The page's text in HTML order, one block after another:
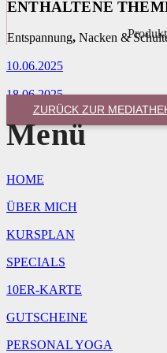
Produkt
ENTHALTENE
Entspannung, Nacken &
10.06.2025
18.06.2025
ZURÜCK ZUR
Menü
HOME
ÜBER MICH
KURSPLAN
SPECIALS
10ER-KARTE
GUTSCHEINE
PERSONAL YOGA